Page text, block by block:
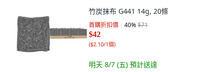
竹炭抹布 G441 14g, 20條
首購折扣價 40%$71
$42
($2.10/1個)
明天 8/7 (五) 預計送達